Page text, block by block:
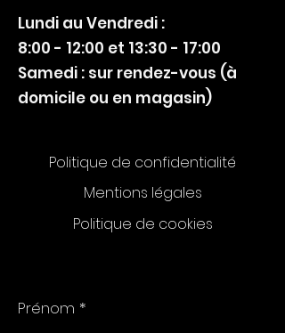
Lundi au Vendredi :
8:00 - 12:00 et 13:30 - 17:00
Samedi : sur rendez-vous (à
domicile ou en magasin)
Politique de confidentialité
Mentions légales
Politique de cookies
Prénom